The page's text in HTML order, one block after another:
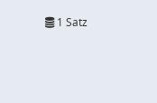
1 Satz